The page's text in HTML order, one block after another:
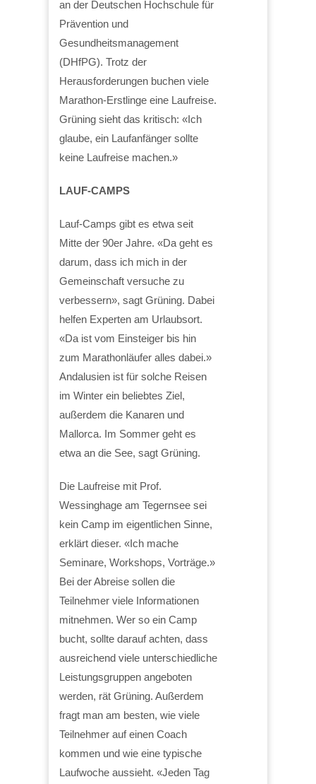
an der Deutschen Hochschule für
Prävention und
Gesundheitsmanagement
(DHfPG). Trotz der
Herausforderungen buchen viele
Marathon-Erstlinge eine Laufreise.
Grüning sieht das kritisch: «Ich
glaube, ein Laufanfänger sollte
keine Laufreise machen.»
LAUF-CAMPS
Lauf-Camps gibt es etwa seit
Mitte der 90er Jahre. «Da geht es
darum, dass ich mich in der
Gemeinschaft versuche zu
verbessern», sagt Grüning. Dabei
helfen Experten am Urlaubsort.
«Da ist vom Einsteiger bis hin
zum Marathonläufer alles dabei.»
Andalusien ist für solche Reisen
im Winter ein beliebtes Ziel,
außerdem die Kanaren und
Mallorca. Im Sommer geht es
etwa an die See, sagt Grüning.
Die Laufreise mit Prof.
Wessinghage am Tegernsee sei
kein Camp im eigentlichen Sinne,
erklärt dieser. «Ich mache
Seminare, Workshops, Vorträge.»
Bei der Abreise sollen die
Teilnehmer viele Informationen
mitnehmen. Wer so ein Camp
bucht, sollte darauf achten, dass
ausreichend viele unterschiedliche
Leistungsgruppen angeboten
werden, rät Grüning. Außerdem
fragt man am besten, wie viele
Teilnehmer auf einen Coach
kommen und wie eine typische
Laufwoche aussieht. «Jeden Tag